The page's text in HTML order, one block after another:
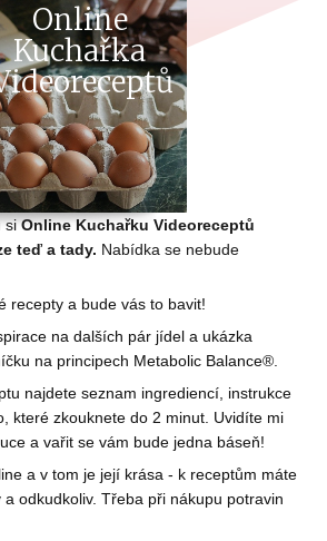
Online
Kuchařka
siOnline Kuchařku Videoreceptů
teď a tady. Nabídka se nebude
recepty a bude vás to bavit!
na dalších pár jídel a ukázka
na principech Metabolic Balance®.
najdete seznam ingrediencí, instrukce
které zkouknete do 2 minut. Uvidíte mi
a vařit se vám bude jedna báseň!
a v tom je její krása - k receptům máte
a odkudkoliv. Třeba při nákupu potravin